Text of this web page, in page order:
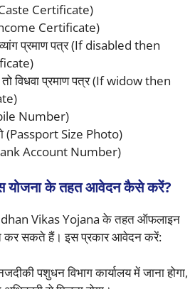
Certificate)
Certificate)
प्रमाण पत्र (If disabled then
तो विधवा प्रमाण पत्र (If widow then
Number)
(Passport Size Photo)
Account Number)
योजना के तहत आवेदन कैसे करें?
Vikas Yojana के तहत ऑफलाइन
कर सकते हैं। इस प्रकार आवेदन करें:
पशुधन विभाग कार्यालय में जाना होगा,